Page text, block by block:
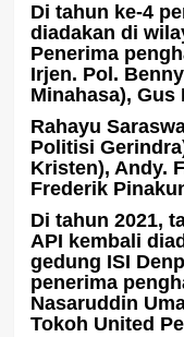
Di tahun ke-4
diadakan di
Penerima
Irjen. Pol.
Minahasa), Gus
Rahayu
Politisi
Kristen), Andy.
Frederik
Di tahun 2021,
API kembali
gedung ISI
penerima
Nasaruddin
Tokoh United